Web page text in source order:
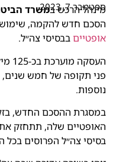
ספטמבר 7, 2023
מינהל הרכש במשרד
הסכם חדש להקמה,
אופטייםבבסיסי צה״ל.
פני תקופה של חמש
נוספות.
במסגרת ההסכם החדש,
האופטיים שלה, תתחזק
בסיסי צה״ל הפרוסים בכל